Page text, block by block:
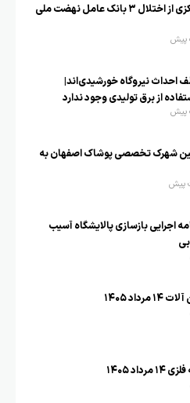
سکوت بانک مرکزی از اختلال ۳ بانک عامل نهضت ملی
احداث نیروگاه خورشیدی‌اند|
از برق تولیدی وجود ندارد
شهرک تخصصی پوشاک اصفهان به
اجرایی بازسازی پالایشگاه آسیب
۱۴۰۵
۱۴۰۵